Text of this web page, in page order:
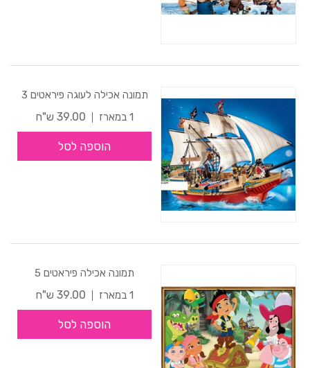
תמונה אכילה לעוגה פיראטים 3
1 במארז
39.00 ש"ח
הוספה לסל
תמונה אכילה פיראטים 5
1 במארז
39.00 ש"ח
הוספה לסל